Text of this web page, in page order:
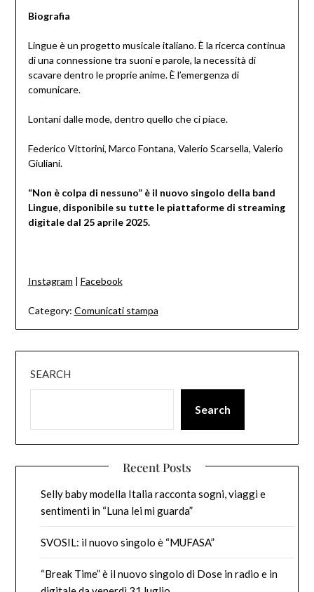
Biografia
Lingue è un progetto musicale italiano. È la ricerca continua
di una connessione tra suoni e parole, la necessità di
scavare dentro le proprie anime. È l’emergenza di
comunicare.
Lontani dalle mode, dentro quello che ci piace.
Federico Vittorini, Marco Fontana, Valerio Scarsella, Valerio
Giuliani.
“Non è colpa di nessuno” è il nuovo singolo della band
Lingue, disponibile su tutte le piattaforme di streaming
digitale dal 25 aprile 2025.
Instagram | Facebook
Category: Comunicati stampa
SEARCH
Search
Recent Posts
Selly baby modella Italia racconta sogni, viaggi e
sentimenti in “Luna lei mi guarda”
SVOSIL: il nuovo singolo è “MUFASA”
“Break Time” è il nuovo singolo di Dose in radio e in